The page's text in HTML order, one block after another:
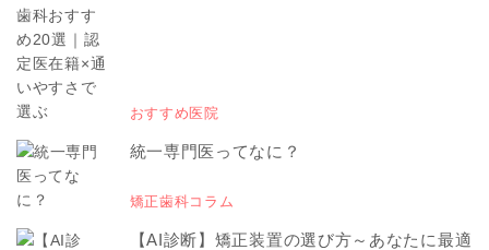
おすすめ医院
統一専門医ってなに？
矯正歯科コラム
【AI診断】矯正装置の選び方～あなたに最適